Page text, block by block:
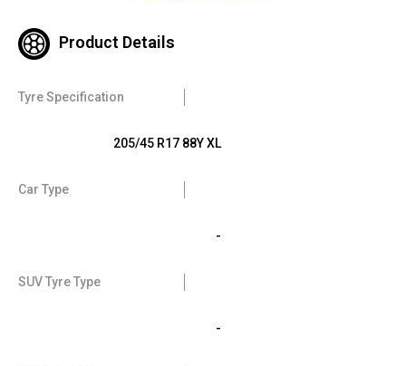
Product Details
Tyre Specification
205/45 R17 88Y XL
Car Type
-
SUV Tyre Type
-